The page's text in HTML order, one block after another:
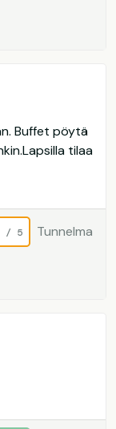
Buffet pöytä
tilaa
/ 5 Tunnelma